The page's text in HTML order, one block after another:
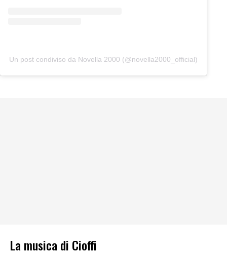
Un post condiviso da Novella 2000 (@novella2000_official)
La musica di Cioffi